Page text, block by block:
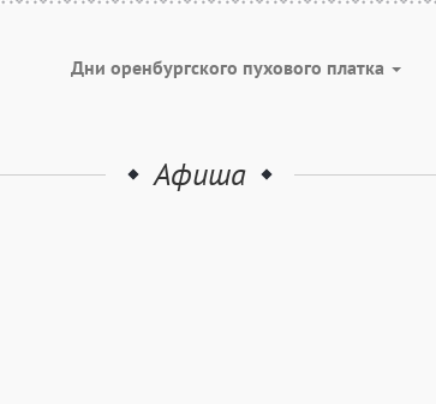
Дни оренбургского пухового платка
Афиша